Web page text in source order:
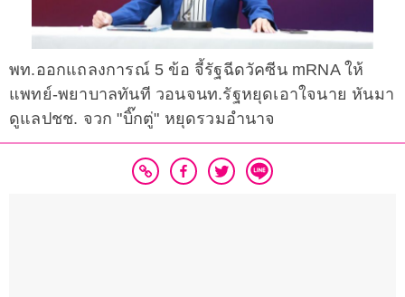
พท.ออกแถลงการณ์ 5 ข้อ จี้รัฐฉีดวัคซีน mRNA ให้
แพทย์-พยาบาลทันที วอนจนท.รัฐหยุดเอาใจนาย หันมา
ดูแลปชช. จวก "บิ๊กตู่" หยุดรวมอำนาจ